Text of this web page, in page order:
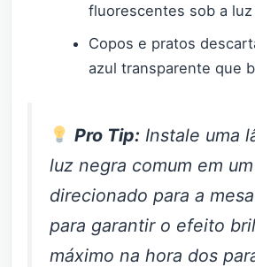
fluorescentes sob a luz
Copos e pratos
azul transparente que
Pro Tip:Instale uma
luz negra comum em
direcionado para a
para garantir o efeito
máximo na hora dos